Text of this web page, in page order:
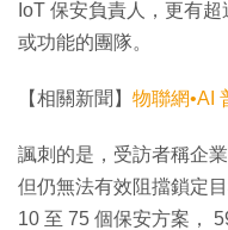
IoT 保安負責人，更有
或功能的團隊。
【相關新聞】 物聯網•AI
諷刺的是，受訪者稱企
但仍無法有效阻擋鎖定
10 至 75 個保安方案，